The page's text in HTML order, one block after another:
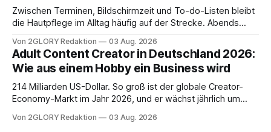
Zwischen Terminen, Bildschirmzeit und To-do-Listen bleibt
die Hautpflege im Alltag häufig auf der Strecke. Abends
Drogerie – mehr ist zeitlich oft nicht drin. Dabei reagiert die
Haut empfindlich auf Stress, Schlafmangel und
Umwelteinflüsse: Sie wirkt müde, spannt oder neigt zu
Unreinheiten. Professionelle
Von 2GLORY Redaktion 03 Aug. 2026
Adult Content Creator in Deutschland 2026:
Wie aus einem Hobby ein Business wird
214 Milliarden US-Dollar. So groß ist der globale Creator-
Economy-Markt im Jahr 2026, und er wächst jährlich um
ist längst ein ernstzunehmender Wirtschaftszweig. Weltweit
Von 2GLORY Redaktion 03 Aug. 2026